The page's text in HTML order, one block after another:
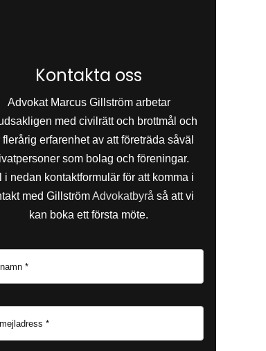
Kontakta oss
Advokat Marcus Gillström arbetar
med civilrätt och brottmål och
flerårig erfarenhet av att företräda såväl
som bolag och föreningar.
i nedan kontaktformulär för att komma i
med GillströmAdvokatbyrå så att vi
kan boka ett första möte.